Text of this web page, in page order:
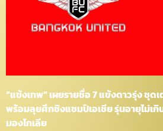
“แข้งเทพ” เผยรายชื่อ 7 แข้งดาวรุ่ง ชุด
พร้อมลุยศึกชิงแชมป์เอเชีย รุ่นอายุไม่เกิ
มองโกเลีย